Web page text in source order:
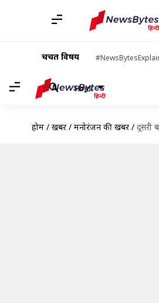
चर्चित विषय
Hindi
होम / खबरें / मनोरंजन की खबरें / दूसरी